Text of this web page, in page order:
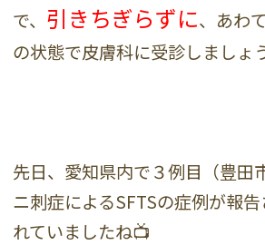
で、 引きちぎらずに、あわ
の状態で皮膚科に受診しましょ
先日、愛知県内で３例目（豊田
ニ刺症によるSFTSの症例が報
れていましたね📺